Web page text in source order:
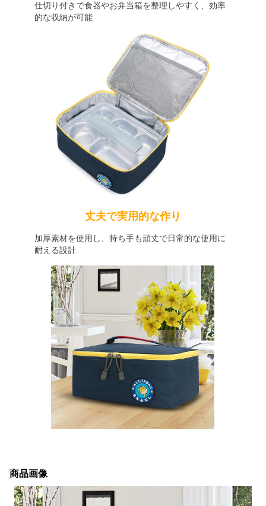
仕切り付きで食器やお弁当箱を整理しやすく、効率
的な収納が可能
丈夫で実用的な作り
加厚素材を使用し、持ち手も頑丈で日常的な使用に
耐える設計
商品画像